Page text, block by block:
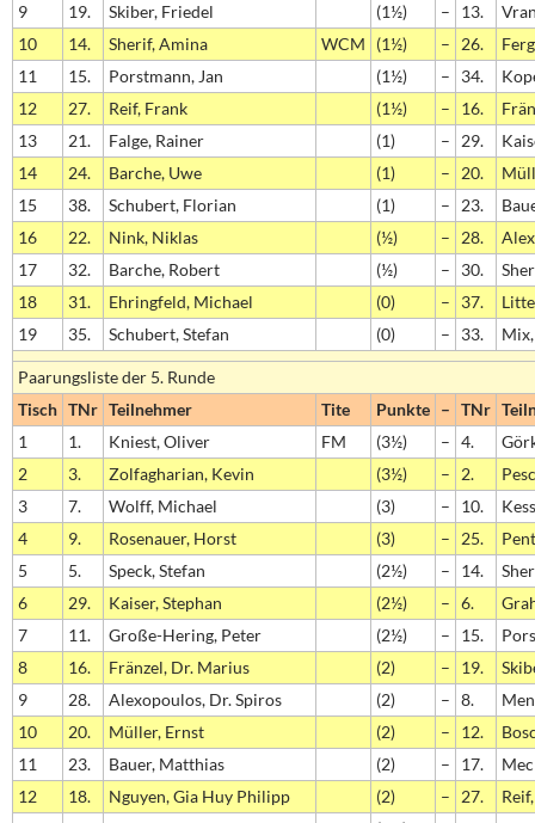
9
19. Skiber, Friedel (1½) – 13.
10
14. Sherif, Amina WCM (1½) – 26.
11
15. Porstmann, Jan (1½) – 34.
12
27. Reif, Frank (1½) – 16.
13
21. Falge, Rainer (1) – 29.
14
24. Barche, Uwe (1) – 20.
15
38. Schubert, Florian (1) – 23.
16
22. Nink, Niklas (½) – 28.
17
32. Barche, Robert (½) – 30.
18
31. Ehringfeld, Michael (0) – 37.
19
35. Schubert, Stefan (0) – 33.
Paarungsliste der 5. Runde
Tisch TNr Teilnehmer Tite Punkte – TNr
1
1. Kniest, Oliver FM (3½) – 4.
2
3. Zolfagharian, Kevin (3½) – 2.
3
7. Wolff, Michael (3) – 10.
4
9. Rosenauer, Horst (3) – 25.
5
5. Speck, Stefan (2½) – 14.
6
29. Kaiser, Stephan (2½) – 6.
7
11. Große-Hering, Peter (2½) – 15.
8
16. Fränzel, Dr. Marius (2) – 19.
9
28. Alexopoulos, Dr. Spiros (2) – 8.
10
20. Müller, Ernst (2) – 12.
11
23. Bauer, Matthias (2) – 17.
12
18. Nguyen, Gia Huy Philipp (2) – 27.